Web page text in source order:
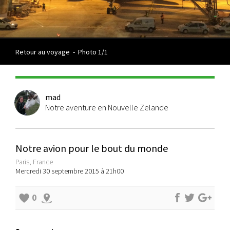
Retour au voyage - Photo 1/1
mad
Notre aventure en Nouvelle Zelande
Notre avion pour le bout du monde
Paris, France
Mercredi 30 septembre 2015 à 21h00
0